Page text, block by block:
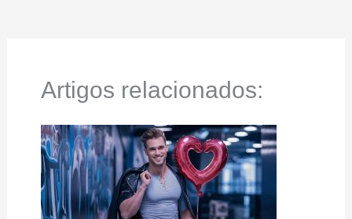
Artigos relacionados: